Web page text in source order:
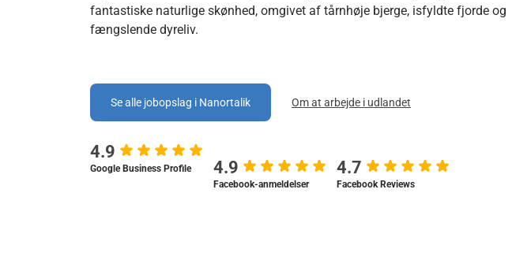
fantastiske naturlige skønhed, omgivet af tårnhøje bjerge, isfyldte fjorde og
fængslende dyreliv.
Se alle jobopslag i Nanortalik Om at arbejde i udlandet
4.9
Google Business Profile 4.9
Facebook-anmeldelser
4.7
Facebook Reviews